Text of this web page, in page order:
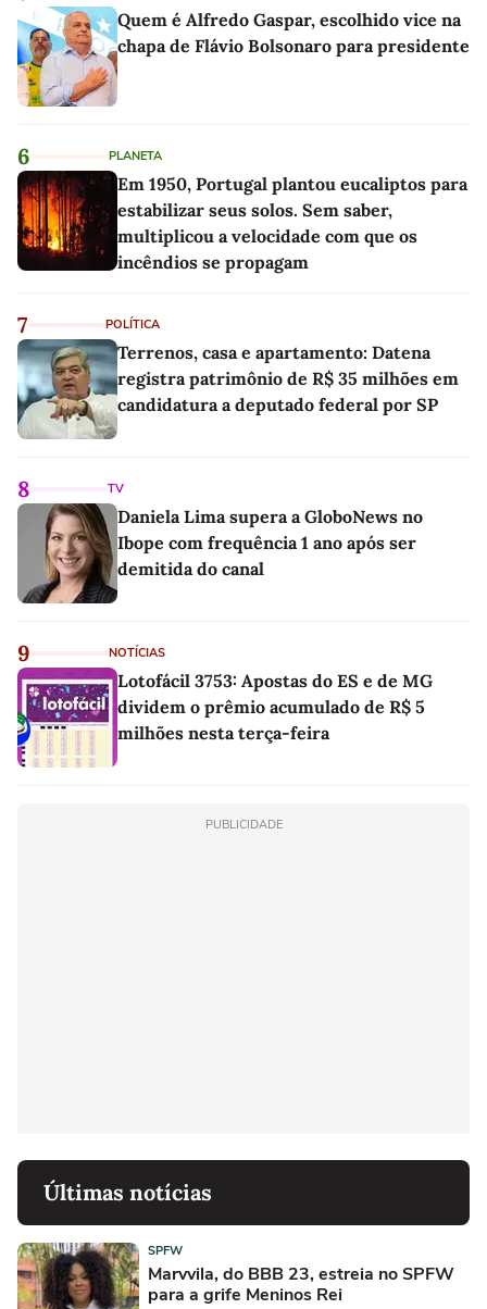
Quem é Alfredo Gaspar, escolhido vice na
chapa de Flávio Bolsonaro para presidente
6 PLANETA
Em 1950, Portugal plantou eucaliptos para
estabilizar seus solos. Sem saber,
multiplicou a velocidade com que os
incêndios se propagam
7 POLÍTICA
Terrenos, casa e apartamento: Datena
registra patrimônio de R$ 35 milhões em
candidatura a deputado federal por SP
8 TV
Daniela Lima supera a GloboNews no
Ibope com frequência 1 ano após ser
demitida do canal
9 NOTÍCIAS
Lotofácil 3753: Apostas do ES e de MG
dividem o prêmio acumulado de R$ 5
milhões nesta terça-feira
PUBLICIDADE
Últimas notícias
SPFW
Marvvila, do BBB 23, estreia no SPFW
para a grife Meninos Rei